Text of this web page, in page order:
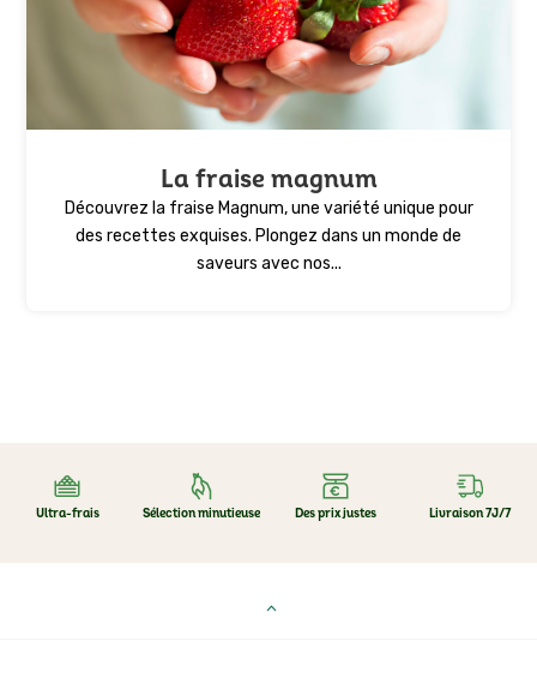
La fraise magnum
Découvrez la fraise Magnum, une variété unique pour
des recettes exquises. Plongez dans un monde de
saveurs avec nos...
Ultra-frais Sélection minutieuse Des prix justes Livraison 7J/7